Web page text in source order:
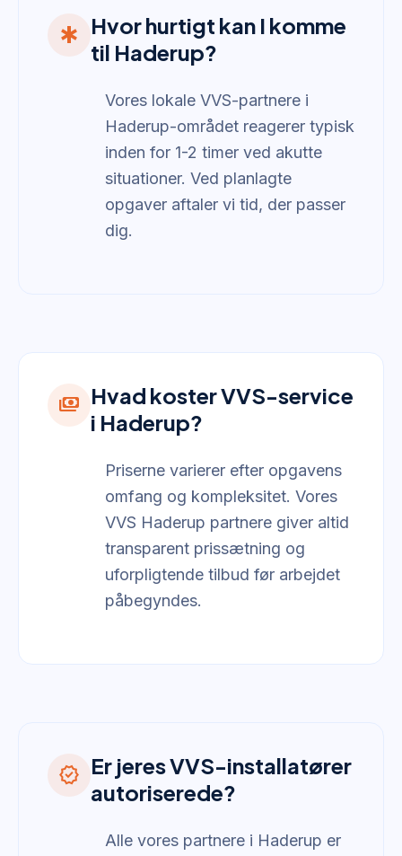
emergency
Hvor hurtigt kan I komme
til Haderup?
Vores lokale VVS-partnere i
Haderup-området reagerer typisk
inden for 1-2 timer ved akutte
situationer. Ved planlagte
opgaver aftaler vi tid, der passer
dig.
payments Hvad koster VVS-service
i Haderup?
Priserne varierer efter opgavens
omfang og kompleksitet. Vores
VVS Haderup partnere giver altid
transparent prissætning og
uforpligtende tilbud før arbejdet
påbegyndes.
verified Er jeres VVS-installatører
autoriserede?
Alle vores partnere i Haderup er